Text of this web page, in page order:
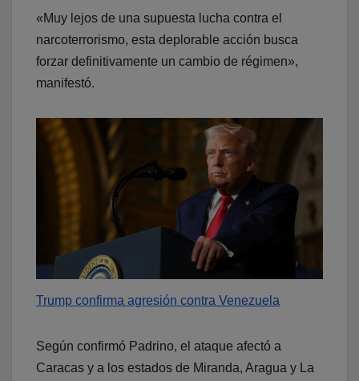
«Muy lejos de una supuesta lucha contra el
narcoterrorismo, esta deplorable acción busca
forzar definitivamente un cambio de régimen»,
manifestó.
Trump confirma agresión contra Venezuela
Según confirmó Padrino, el ataque afectó a
Caracas y a los estados de Miranda, Aragua y La